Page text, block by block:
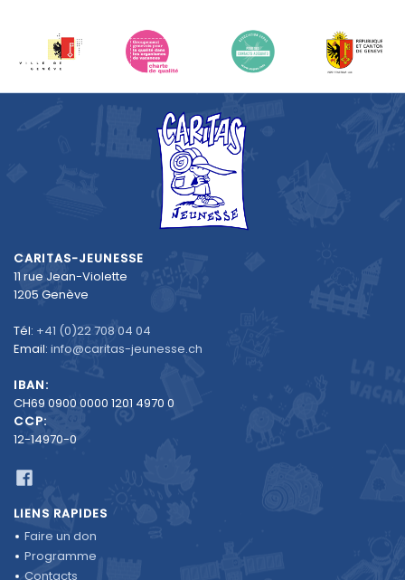
CARITAS-JEUNESSE
11 rue Jean-Violette
1205 Genève
Tél: +41 (0)22 708 04 04
Email: info@caritas-jeunesse.ch
IBAN:
CH69 0900 0000 1201 4970 0
CCP:
12-14970-0
LIENS RAPIDES
Faire un don
Programme
Contacts